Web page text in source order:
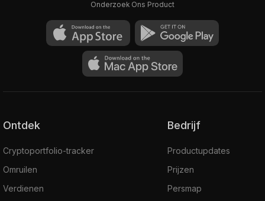
Onderzoek Ons Product
Ontdek
Cryptoportfolio-tracker
Omruilen
Verdienen
Bedrijf
Productupdates
Prijzen
Persmap